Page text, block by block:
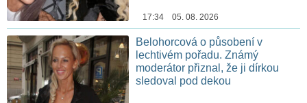
17:34 05. 08. 2026
Belohorcová o působení v
lechtivém pořadu. Známý
moderátor přiznal, že ji dírkou
sledoval pod dekou